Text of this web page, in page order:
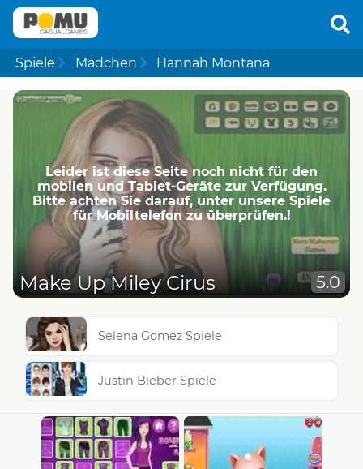
Spiele Mädchen Hannah Montana
Leider ist diese Seite noch nicht für den
mobilen und Tablet-Geräte zur Verfügung.
Bitte achten Sie darauf, unter unsere Spiele
für Mobiltelefon zu überprüfen.!
Make Up Miley Cirus 5.0
Selena Gomez Spiele
Justin Bieber Spiele